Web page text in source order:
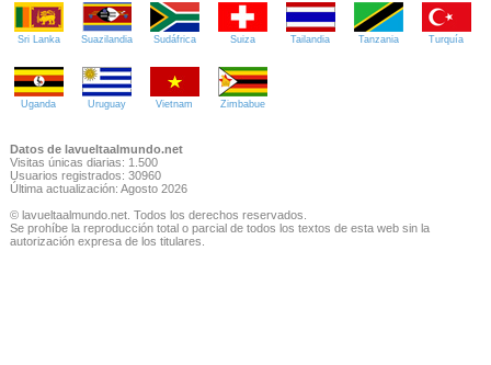
Sri Lanka Suazilandia Sudáfrica Suiza Tailandia Tanzania Turquía
Uganda Uruguay Vietnam Zimbabue
Datos de lavueltaalmundo.net
Visitas únicas diarias: 1.500
Usuarios registrados: 30960
Última actualización: Agosto 2026
© lavueltaalmundo.net. Todos los derechos reservados.
Se prohíbe la reproducción total o parcial de todos los textos de esta web sin la
autorización expresa de los titulares.